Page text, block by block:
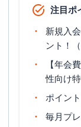
ETCカード発行
マイル還元率（
ポイント名
注目ポ
新規入
ント！
【年会
性向け
ポイン
毎月プ